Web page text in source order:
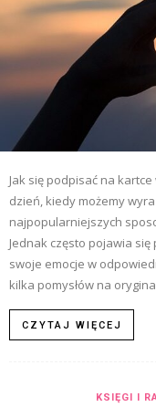
Jak się podpisać na
dzień, kiedy możemy
najpopularniejszych
Jednak często pojawia
swoje emocje w
kilka pomysłów na
CZYTAJ WIĘCEJ
KSIĘGI I